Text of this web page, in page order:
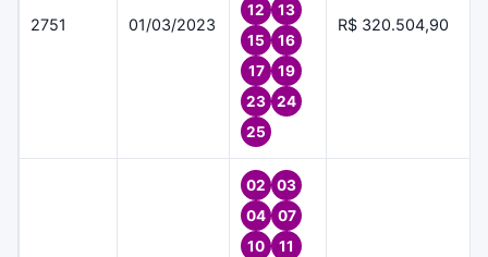
2751 01/03/2023
12
13
15
16
17
19
23
24
25
R$ 320.504,90
02
03
04
07
10
11